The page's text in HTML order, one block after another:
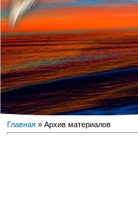
Главная » Архив материалов